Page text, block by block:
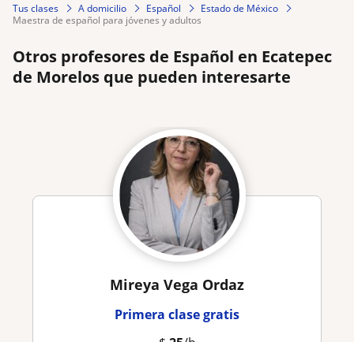
Tus clases A domicilio Español
Estado de México
maestra de español para jóvenes y adultos
Otros profesores de Español en Ecatepec
de Morelos que pueden interesarte
Mireya Vega Ordaz
Primera clase gratis